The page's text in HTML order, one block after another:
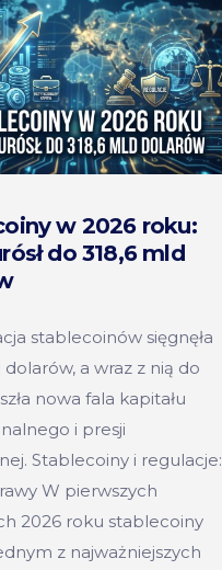
w 2026 roku:
do 318,6 mld
stablecoinów sięgnęła
dolarów, a wraz z nią do
nowa fala kapitału
i presji
Stablecoiny i regulacje:
W pierwszych
2026 roku stablecoiny
z najważniejszych